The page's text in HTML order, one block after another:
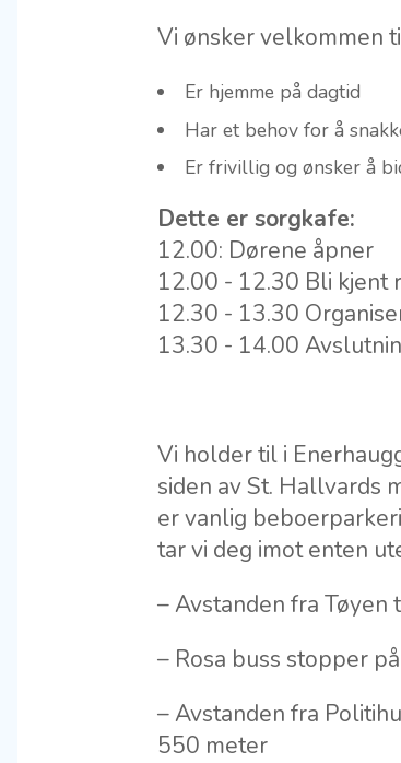
Vi ønsker velkommen
Er hjemme på dagtid
Har et behov for å
Er frivillig og ønsker å
Dette er sorgkafe:
12.00: Dørene åpner
12.00 - 12.30 Bli kjent
12.30 - 13.30
13.30 - 14.00
Vi holder til i
siden av St. Hallvards
er vanlig
tar vi deg imot enten
– Avstanden fra
– Rosa buss stopper
– Avstanden fra
550 meter